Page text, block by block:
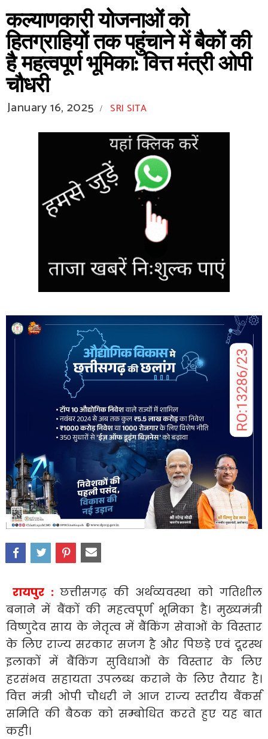
कल्याणकारी योजनाओं को
हितग्राहियों तक पहुंचाने में बैकों की
है महत्वपूर्ण भूमिका: वित्त मंत्री ओपी
चौधरी
January 16, 2025 / SRI SITA
रायपुर : छत्तीसगढ़ की अर्थव्यवस्था को गतिशील
बनाने में बैंकों की महत्वपूर्ण भूमिका है। मुख्यमंत्री
विष्णुदेव साय के नेतृत्व में बैंकिंग सेवाओं के विस्तार
के लिए राज्य सरकार सजग है और पिछड़े एवं दूरस्थ
इलाकों में बैंकिंग सुविधाओं के विस्तार के लिए
हरसंभव सहायता उपलब्ध कराने के लिए तैयार है।
वित्त मंत्री ओपी चौधरी ने आज राज्य स्तरीय बैंकर्स
समिति की बैठक को सम्बोधित करते हुए यह बात
कही।